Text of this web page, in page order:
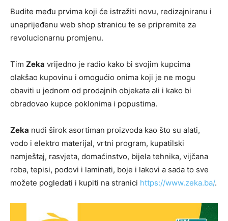
Budite među prvima koji će istražiti novu, redizajniranu i
unaprijeđenu web shop stranicu te se pripremite za
revolucionarnu promjenu.
Tim Zeka vrijedno je radio kako bi svojim kupcima
olakšao kupovinu i omogućio onima koji je ne mogu
obaviti u jednom od prodajnih objekata ali i kako bi
obradovao kupce poklonima i popustima.
Zeka nudi širok asortiman proizvoda kao što su alati,
vodo i elektro materijal, vrtni program, kupatilski
namještaj, rasvjeta, domaćinstvo, bijela tehnika, vijčana
roba, tepisi, podovi i laminati, boje i lakovi a sada to sve
možete pogledati i kupiti na stranici https://www.zeka.ba/.